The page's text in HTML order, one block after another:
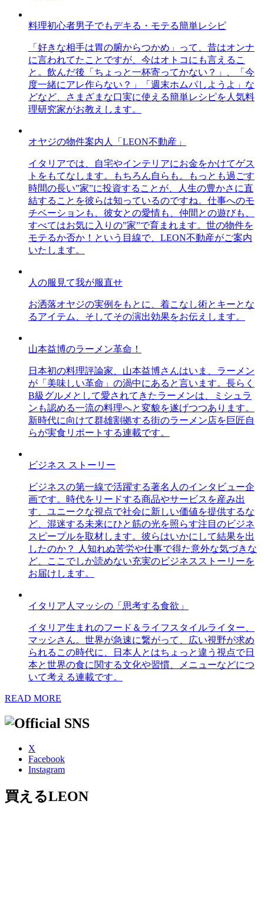
料理初心者男子でもデキる・モテる簡単レシピ
「好きな相手は胃の腑からつかめ」って、昔はオンナ
に言われてたことですが、今はオトコにも言えるこ
と。飲んだ後「ちょっと一杯寄ってかない？」、「今
度一緒にアレ作らない？」「週末ホムパしようよ」な
どなど、さまざまな口実に使える簡単レシピを人気料
理研究家がお教えします。
オヤジの物件案内人「LEON不動産」
イタリアでは、自宅やインテリアにお金をかけてゲス
トをもてなします。もちろん自らも。もっとも過ごす
時間の長い”家”に投資することが、人生の豊かさに直
結することを彼らは知っているのですね。仕事へのモ
チベーションも、彼女との愛情も、仲間との遊びも、
すべてはお気に入りの”家”で育まれます。世の物件を
モテるか否か！という目線で、LEON不動産がご案内
いたします。
人の服見て我が服直せ
お洒落オヤジの実例をもとに、着こなし術とキーとな
るアイテム、そしてその演出効果をお伝えします。
山本益博のラーメン革命！
日本初の料理評論家、山本益博さんはいま、ラーメン
が「美味しい革命」の渦中にあると言います。長らく
B級グルメとして愛されてきたラーメンは、ミシュラ
ンも認める一流の料理へと変貌を遂げつつあります。
新時代に向けて群雄割拠する街のラーメン店を巨匠自
らが実食リポートする連載です。
ビジネス ストーリー
ビジネスの第一線で活躍する著名人のインタビュー企
画です。時代をリードする商品やサービスを産み出
す、ユニークな視点で社会に新しい価値を提供するな
ど、混迷する未来にひと筋の光を照らす注目のビジネ
スピープルを取材します。彼らはいかにして結果を出
したのか？ 人知れぬ苦労や仕事で得た意外な気づきな
ど、ここでしか読めない充実のビジネスストーリーを
お届けします。
イタリア人マッシの「思考する食欲」
イタリア生まれのフード＆ライフスタイルライター、
マッシさん。世界が急速に繋がって、広い視野が求め
られるこの時代に、日本人とはちょっと違う視点で日
本と世界の食に関する文化や習慣、メニューなどにつ
いて考える連載です。
READ MORE
X
Facebook
Instagram
買えるLEON